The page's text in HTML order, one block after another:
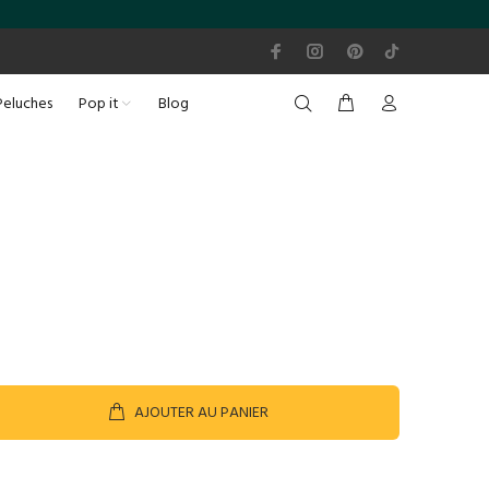
Pop it Blog
AJOUTER AU PANIER